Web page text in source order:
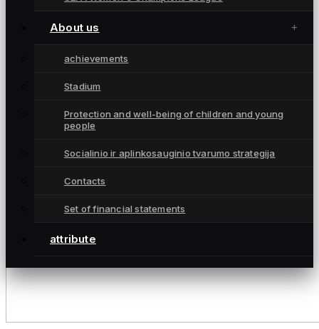
About us
achievements
Stadium
Protection and well-being of children and young
people
Socialinio ir aplinkosauginio tvarumo strategija
Contacts
Set of financial statements
attribute